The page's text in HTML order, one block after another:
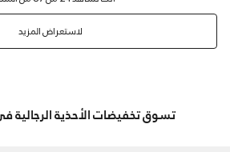
لاستعراض المزيد
تسوق تخفيضات الأحذية الرجالية